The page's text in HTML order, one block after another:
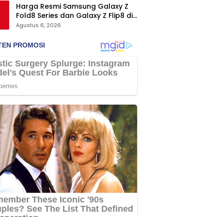
Harga Resmi Samsung Galaxy Z
Fold8 Series dan Galaxy Z Flip8 di
Indonesia, Mulai Rp19 Jutaan
Agustus 6, 2026